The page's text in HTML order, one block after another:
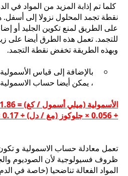
كلما تم إذابة المزيد من المواد في
نقطة تجمد المحلول نزولا إلى أسفل.
على الطريق لمنع تكوين الجليد أو
للتجمد. تعمل هذه الطرق أيضا على
وبهذه الطريقة تخفض نقطة التجمد.
بالإضافة إلى قياس
، يمكن أيضا حساب الاسمولية
+ 0.056 × جلوكوز (مغ / دل) + 0.17 × يوريا (مغ / دل) + 9
تعمل معادلة حساب الاسمولية و
ظروف فسيولوجية لأن الصوديوم
المواد الفعالة تناضحيا (خاصة في